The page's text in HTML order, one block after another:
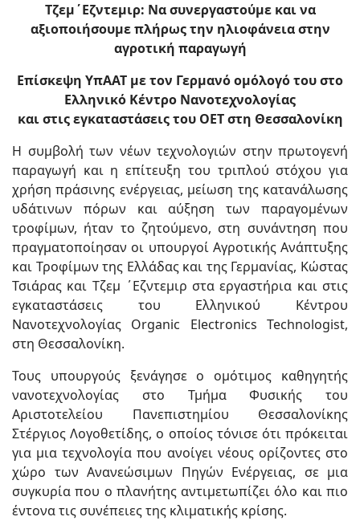
Τζεμ΄Εζντεμιρ: Να συνεργαστούμε και να
αξιοποιήσουμε πλήρως την ηλιοφάνεια στην
αγροτική παραγωγή
Επίσκεψη ΥπΑΑΤ με τον Γερμανό ομόλογό του στο
Ελληνικό Κέντρο Νανοτεχνολογίας
και στις εγκαταστάσεις του ΟΕΤ στη Θεσσαλονίκη
Η συμβολή των νέων τεχνολογιών στην πρωτογενή
παραγωγή και η επίτευξη του τριπλού στόχου για
χρήση πράσινης ενέργειας, μείωση της κατανάλωσης
υδάτινων πόρων και αύξηση των παραγομένων
τροφίμων, ήταν το ζητούμενο, στη συνάντηση που
πραγματοποίησαν οι υπουργοί Αγροτικής Ανάπτυξης
και Τροφίμων της Ελλάδας και της Γερμανίας, Κώστας
Τσιάρας και Τζεμ ΄Εζντεμιρ στα εργαστήρια και στις
εγκαταστάσεις του Ελληνικού Κέντρου
Νανοτεχνολογίας Organic Electronics Technologist,
στη Θεσσαλονίκη.
Τους υπουργούς ξενάγησε ο ομότιμος καθηγητής
νανοτεχνολογίας στο Τμήμα Φυσικής του
Αριστοτελείου Πανεπιστημίου Θεσσαλονίκης
Στέργιος Λογοθετίδης, ο οποίος τόνισε ότι πρόκειται
για μια τεχνολογία που ανοίγει νέους ορίζοντες στο
χώρο των Ανανεώσιμων Πηγών Ενέργειας, σε μια
συγκυρία που ο πλανήτης αντιμετωπίζει όλο και πιο
έντονα τις συνέπειες της κλιματικής κρίσης.